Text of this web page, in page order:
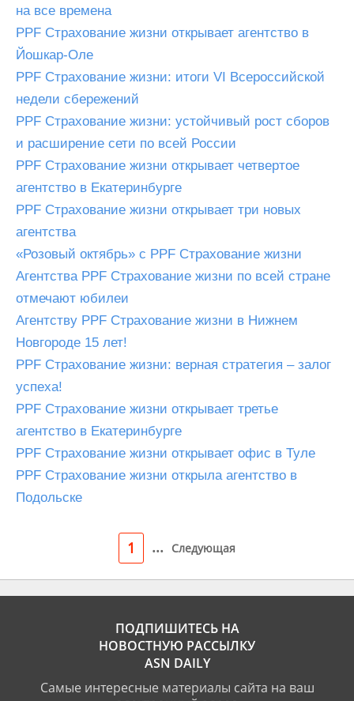
на все времена
PPF Страхование жизни открывает агентство в
Йошкар-Оле
PPF Страхование жизни: итоги VI Всероссийской
недели сбережений
PPF Страхование жизни: устойчивый рост сборов
и расширение сети по всей России
PPF Страхование жизни открывает четвертое
агентство в Екатеринбурге
PPF Страхование жизни открывает три новых
агентства
«Розовый октябрь» с PPF Страхование жизни
Агентства PPF Страхование жизни по всей стране
отмечают юбилеи
Агентству PPF Страхование жизни в Нижнем
Новгороде 15 лет!
PPF Страхование жизни: верная стратегия – залог
успеха!
PPF Страхование жизни открывает третье
агентство в Екатеринбурге
PPF Страхование жизни открывает офис в Туле
PPF Страхование жизни открыла агентство в
Подольске
1 ... Следующая
ПОДПИШИТЕСЬ НА
НОВОСТНУЮ РАССЫЛКУ
ASN DAILY
Самые интересные материалы сайта на ваш